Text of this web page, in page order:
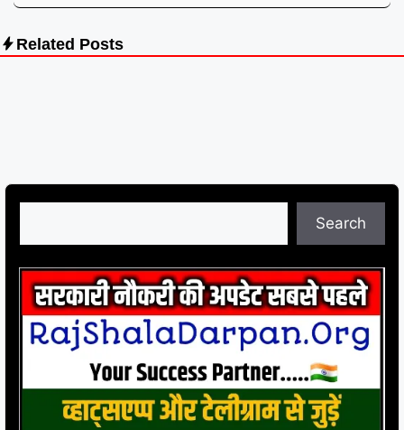
Related Posts
Search